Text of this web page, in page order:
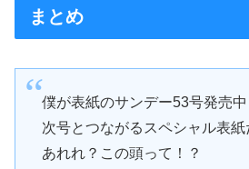
まとめ
僕が表紙のサンデー53号発売中
次号とつながるスペシャル表紙
あれれ？この頭って！？